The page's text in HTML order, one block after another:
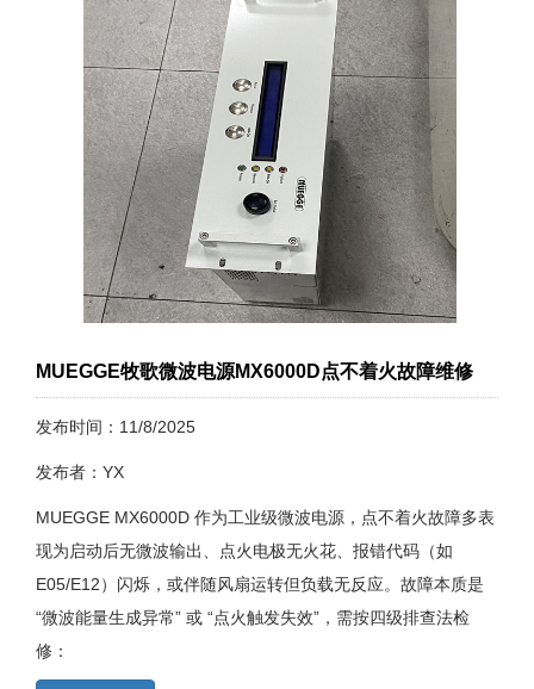
MUEGGE牧歌微波电源MX6000D点不着火故障维修
发布时间：11/8/2025
发布者：YX
MUEGGE MX6000D 作为工业级微波电源，点不着火故障多表
现为启动后无微波输出、点火电极无火花、报错代码（如
E05/E12）闪烁，或伴随风扇运转但负载无反应。故障本质是
“微波能量生成异常” 或 “点火触发失效”，需按四级排查法检
修：